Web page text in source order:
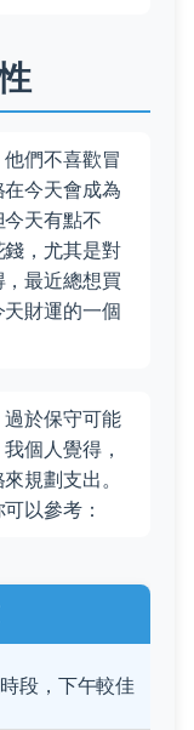
們不喜歡冒
今天會成為
天有點不
，尤其是對
最近總想買
財運的一個
於保守可能
個人覺得，
規劃支出。
以參考：
段，下午較佳